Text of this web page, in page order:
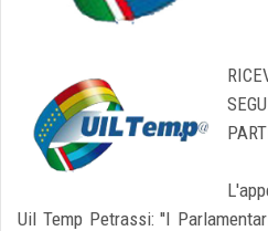
Uil Temp Petrassi: ''I